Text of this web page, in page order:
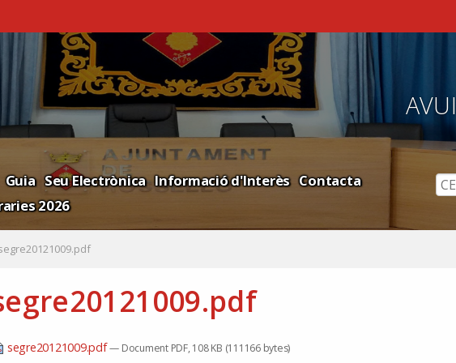
AVUI
Guia Seu Electrònica Informació d'Interès Contacta
2026
segre20121009.pdf— Document PDF, 108 KB (111166 bytes)